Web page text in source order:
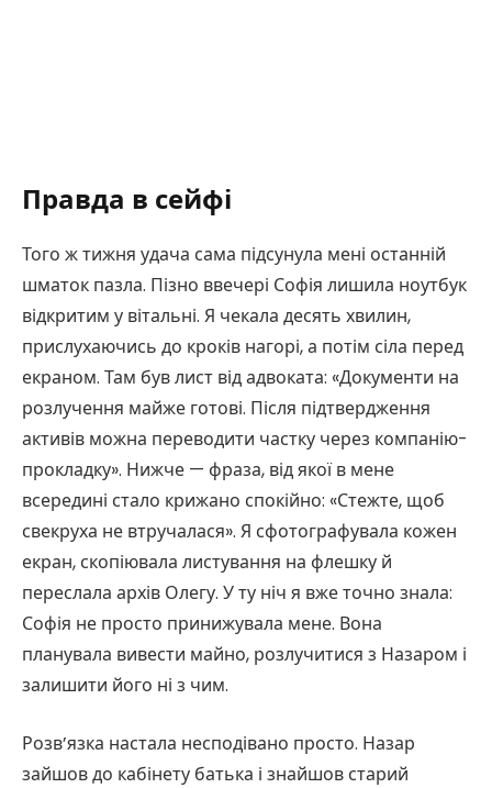
Правда в сейфі
Того ж тижня удача сама підсунула мені останній
шматок пазла. Пізно ввечері Софія лишила ноутбук
відкритим у вітальні. Я чекала десять хвилин,
прислухаючись до кроків нагорі, а потім сіла перед
екраном. Там був лист від адвоката: «Документи на
розлучення майже готові. Після підтвердження
активів можна переводити частку через компанію-
прокладку». Нижче — фраза, від якої в мене
всередині стало крижано спокійно: «Стежте, щоб
свекруха не втручалася». Я сфотографувала кожен
екран, скопіювала листування на флешку й
переслала архів Олегу. У ту ніч я вже точно знала:
Софія не просто принижувала мене. Вона
планувала вивести майно, розлучитися з Назаром і
залишити його ні з чим.
Розв’язка настала несподівано просто. Назар
зайшов до кабінету батька і знайшов старий